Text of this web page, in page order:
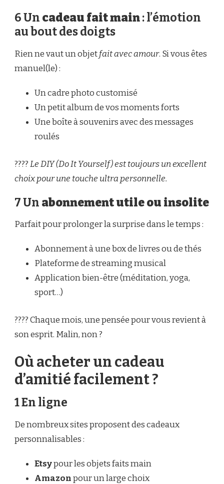
6 Un cadeau fait main: l’émotion
au bout des doigts
Rien ne vaut un objetfait avec amour. Si vous êtes
manuel(le) :
Un cadre photo customisé
Un petit album de vos moments forts
Une boîte à souvenirs avec des messages
roulés
????Le DIY (Do It Yourself) est toujours un excellent
choix pour une touche ultra personnelle.
7 Un abonnement utile ou insolite
Parfait pour prolonger la surprise dans le temps :
Abonnement à une box de livres ou de thés
Plateforme de streaming musical
Application bien-être (méditation, yoga,
sport…)
???? Chaque mois, une pensée pour vous revient à
son esprit. Malin, non ?
Où acheter un cadeau
d’amitié facilement ?
1 En ligne
De nombreux sites proposent des cadeaux
personnalisables :
Etsypour les objets faits main
Amazonpour un large choix